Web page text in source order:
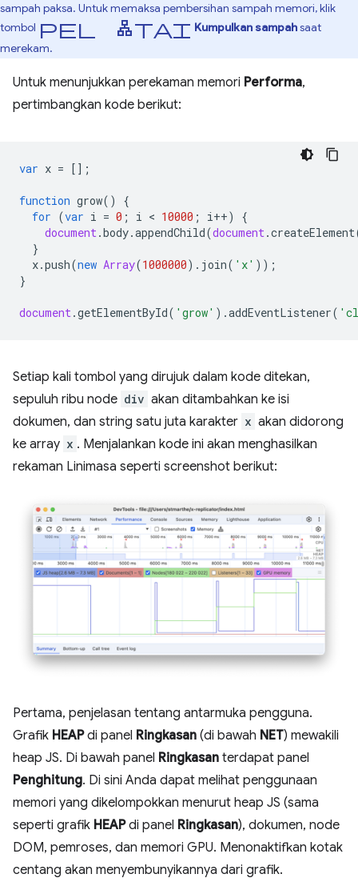
sampah paksa. Untuk memaksa pembersihan sampah memori, klik
tombol pel lantai Kumpulkan sampahsaat
merekam.
Untuk menunjukkan perekaman memori Performa,
pertimbangkan kode berikut:
var x = [];
function grow()
{
for (var i = 0 ; i < 10000 ; i++)
{
document .body.appendChild(document .createElement
}
x.push(new Array(1000000). join( 'x' ));
}
document .getElementById( 'grow' ).addEventListener(
Setiap kali tombol yang dirujuk dalam kode ditekan,
sepuluh ribu node div akan ditambahkan ke isi
dokumen, dan string satu juta karakter x akan didorong
ke array x . Menjalankan kode ini akan menghasilkan
rekaman Linimasa seperti screenshot berikut:
Pertama, penjelasan tentang antarmuka pengguna.
Grafik HEAPdi panel Ringkasan (di bawah NET) mewakili
heap JS. Di bawah panel Ringkasan terdapat panel
Penghitung. Di sini Anda dapat melihat penggunaan
memori yang dikelompokkan menurut heap JS (sama
seperti grafik HEAPdi panel Ringkasan), dokumen, node
DOM, pemroses, dan memori GPU. Menonaktifkan kotak
centang akan menyembunyikannya dari grafik.